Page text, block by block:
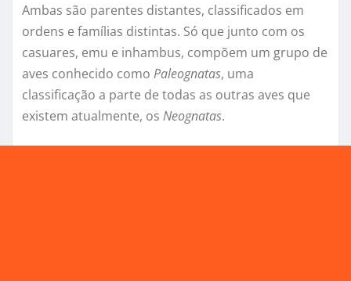
Ambas são parentes distantes, classificados em
ordens e famílias distintas. Só que junto com os
casuares, emu e inhambus, compõem um grupo de
aves conhecido como Paleognatas, uma
classificação a parte de todas as outras aves que
existem atualmente, os Neognatas.